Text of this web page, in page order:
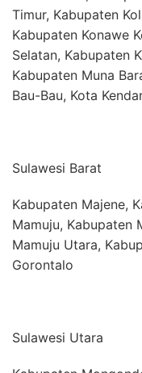
Timur, Kabupaten
Kabupaten Konawe
Selatan, Kabupaten
Kabupaten Muna
Bau-Bau, Kota
Sulawesi Barat
Kabupaten Majene,
Mamuju, Kabupaten
Mamuju Utara,
Gorontalo
Sulawesi Utara